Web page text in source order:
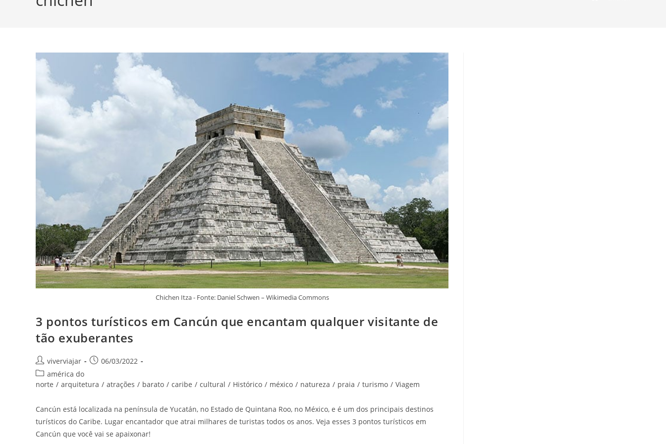
Chichen Itza - Fonte: Daniel Schwen – Wikimedia Commons
3 pontos turísticos em Cancún que encantam qualquer visitante de
tão exuberantes
Autor
do
post:
viverviajar
Post06/03/2022
Categoria
do
américa do
norte / arquitetura / atrações / barato / caribe / cultural / Histórico / méxico / natureza / praia / turismo / Viagem
Cancún está localizada na península de Yucatán, no Estado de Quintana Roo, no México, e é um dos principais destinos
turísticos do Caribe. Lugar encantador que atrai milhares de turistas todos os anos. Veja esses 3 pontos turísticos em
Cancún que você vai se apaixonar!